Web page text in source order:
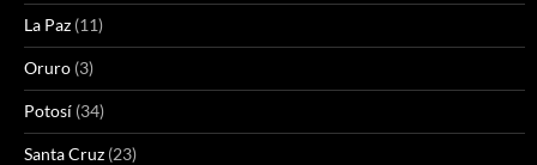
La Paz (11)
Oruro (3)
Potosí (34)
Santa Cruz (23)